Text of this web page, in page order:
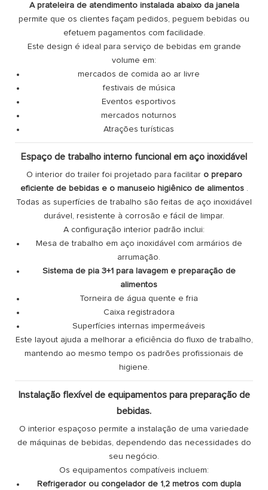
A prateleira de atendimento instalada abaixo da janela
permite que os clientes façam pedidos, peguem bebidas ou
efetuem pagamentos com facilidade.
Este design é ideal para serviço de bebidas em grande
volume em:
mercados de comida ao ar livre
festivais de música
Eventos esportivos
mercados noturnos
Atrações turísticas
Espaço de trabalho interno funcional em aço inoxidável
O interior do trailer foi projetado para facilitar o preparo
eficiente de bebidas e o manuseio higiênico de alimentos.
Todas as superfícies de trabalho são feitas de aço inoxidável
durável, resistente à corrosão e fácil de limpar.
A configuração interior padrão inclui:
Mesa de trabalho em aço inoxidável com armários de
arrumação.
Sistema de pia 3+1 para lavagem e preparação de
alimentos
Torneira de água quente e fria
Caixa registradora
Superfícies internas impermeáveis
Este layout ajuda a melhorar a eficiência do fluxo de trabalho,
mantendo ao mesmo tempo os padrões profissionais de
higiene.
Instalação flexível de equipamentos para preparação de
bebidas.
O interior espaçoso permite a instalação de uma variedade
de máquinas de bebidas, dependendo das necessidades do
seu negócio.
Os equipamentos compatíveis incluem:
Refrigerador ou congelador de 1,2 metros com dupla